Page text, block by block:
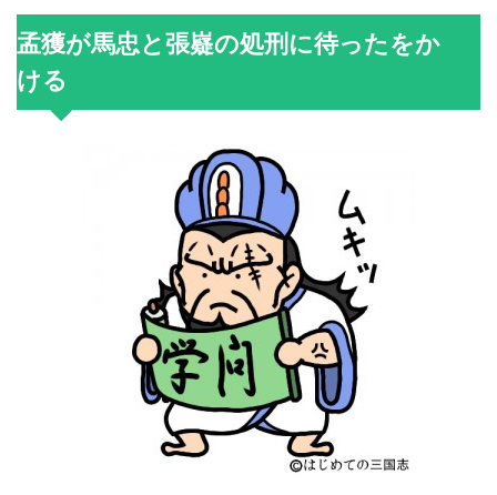
孟獲が馬忠と張嶷の処刑に待ったをか
ける